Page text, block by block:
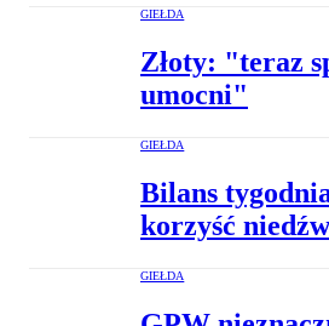
GIEŁDA
Złoty: "teraz
umocni"
GIEŁDA
Bilans
korzyść
GIEŁDA